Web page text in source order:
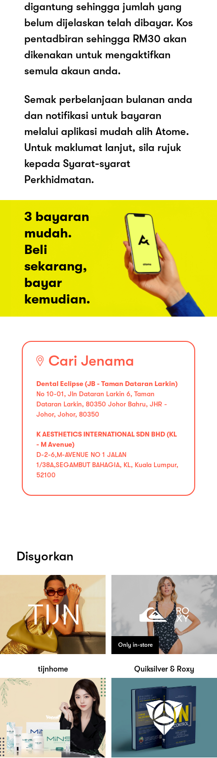
digantung sehingga jumlah yang
belum dijelaskan telah dibayar. Kos
pentadbiran sehingga RM30 akan
dikenakan untuk mengaktifkan
semula akaun anda.
Semak perbelanjaan bulanan anda
dan notifikasi untuk bayaran
melalui aplikasi mudah alih Atome.
Untuk maklumat lanjut, sila rujuk
kepada Syarat-syarat
Perkhidmatan.
3 bayaran
mudah.
Beli
sekarang,
bayar
kemudian.
Cari Jenama
Dental Eclipse (JB - Taman Dataran Larkin)
No 10-01, Jln Dataran Larkin 6, Taman
Dataran Larkin, 80350 Johor Bahru, JHR -
Johor, Johor, 80350
K AESTHETICS INTERNATIONAL SDN BHD (KL
- M Avenue)
D-2-6,M-AVENUE NO 1 JALAN
1/38A,SEGAMBUT BAHAGIA, KL, Kuala Lumpur,
52100
Disyorkan
tijnhome
Only in-store
Quiksilver & Roxy